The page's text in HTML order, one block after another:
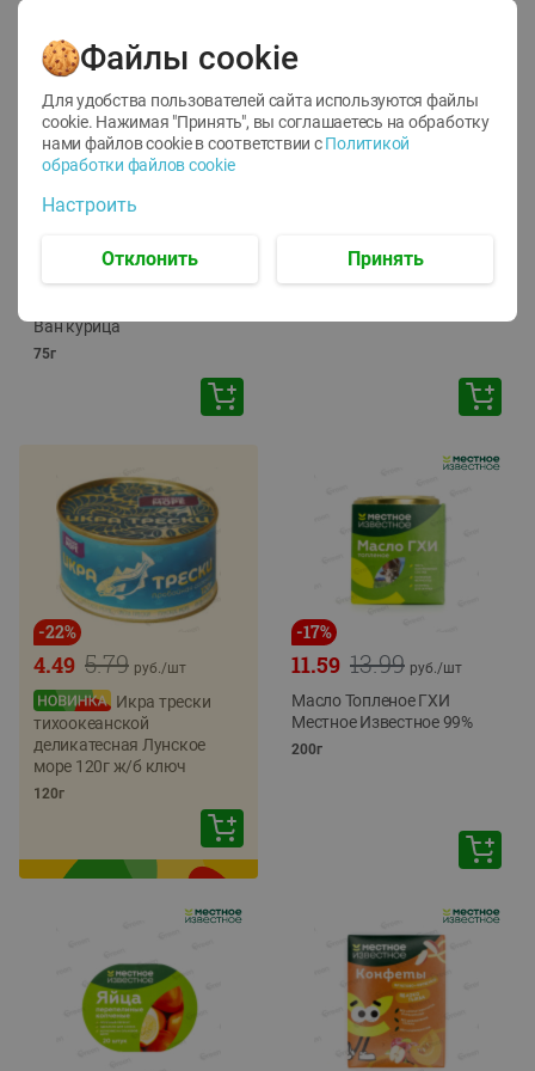
12
1.05 руб./
руб./шт
Корм влаж. для кош. с
Ван курица
75г
ТОФУ Vegetus ТВЕРДЫЙ
-22%
5.79
4.49 руб./шт
Икра трески
тихоокеанской
деликатесная Лунское
море 120г ж/б ключ
120г
-17%
13.99
11.59 руб./шт
Масло Топленое ГХИ
Местное Известное 99%
200г
Файлы cookie
Для удобства пользователей сайта используются файлы
cookie. Нажимая "Принять", вы соглашаетесь на обработку
нами файлов cookie в соответствии с Политикой
обработки файлов cookie
Настроить
Отклонить Принять